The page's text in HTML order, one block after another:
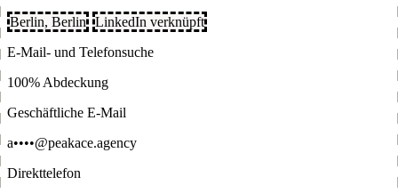
Berlin, Berlin
LinkedIn verknüpft
E-Mail- und Telefonsuche
100% Abdeckung
Geschäftliche E-Mail
a••••@peakace.agency
Direkttelefon